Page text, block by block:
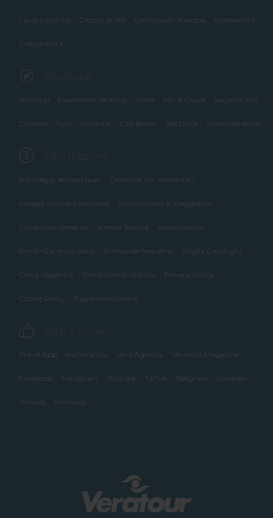
Lavora con noi Dicono di noi Comunicati stampa Accessibilità
Trasparenza
Tipologie
Veraclub Experience Veraclub Hotel Mix & Cruise Vacanze Mix
Crociere Tour Minitour City Break Self Drive Safari+Veraclub
Informazioni
Parcheggi aeroportuali Celiachia, int. alimentari
Villaggi con cani ammessi Informazioni ai Viaggiatori
Condizioni Generali Scheda Tecnica Assicurazioni
Fondo Garanzia Astoi Domande frequenti Sfoglia Cataloghi
Cerca l'Agenzia Condizioni di utilizzo Privacy Policy
Cookie Policy Pagamenti online
Web e Social
Travel App myVeratour Vera Agenzia Veratour Magazine
Facebook Instagram Youtube TikTok Telegram LinkedIn
Threads Pinterest